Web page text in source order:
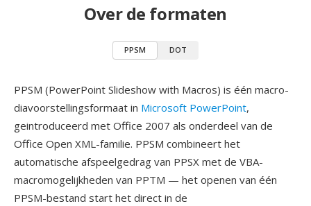
Over de formaten
PPSM DOT
PPSM (PowerPoint Slideshow with Macros) is één macro-
diavoorstellingsformaat in Microsoft PowerPoint,
geintroduceerd met Office 2007 als onderdeel van de
Office Open XML-familie. PPSM combineert het
automatische afspeelgedrag van PPSX met de VBA-
macromogelijkheden van PPTM — het openen van één
PPSM-bestand start het direct in de